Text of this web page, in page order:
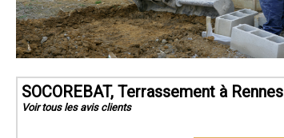
SOCOREBAT, Terrassement à Rennes
Voir tous les avis clients